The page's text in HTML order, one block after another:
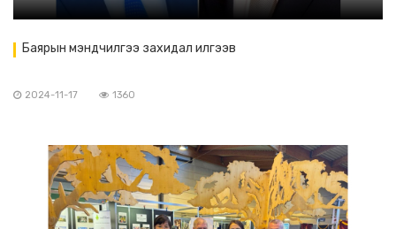
Баярын мэндчилгээ захидал илгээв
2024-11-17 1360